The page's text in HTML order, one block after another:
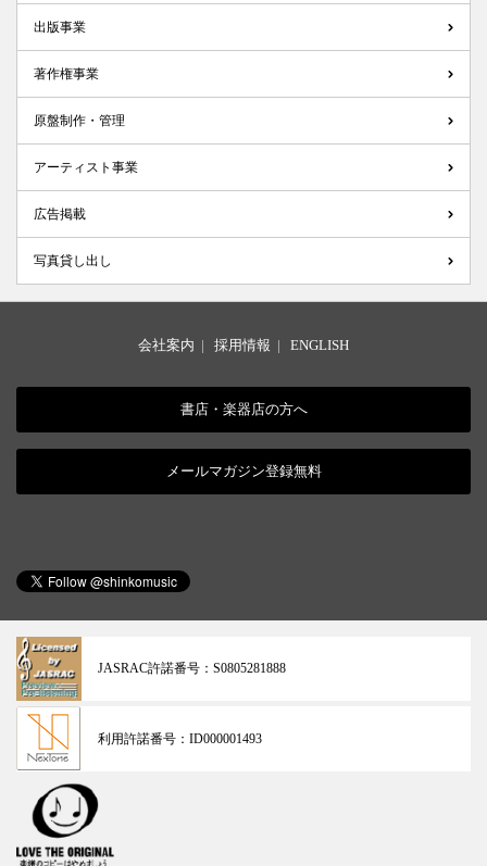
出版事業
著作権事業
原盤制作・管理
アーティスト事業
広告掲載
写真貸し出し
会社案内 | 採用情報 | ENGLISH
書店・楽器店の方へ
メールマガジン登録無料
JASRAC許諾番号： S0805281888
利用許諾番号： ID000001493